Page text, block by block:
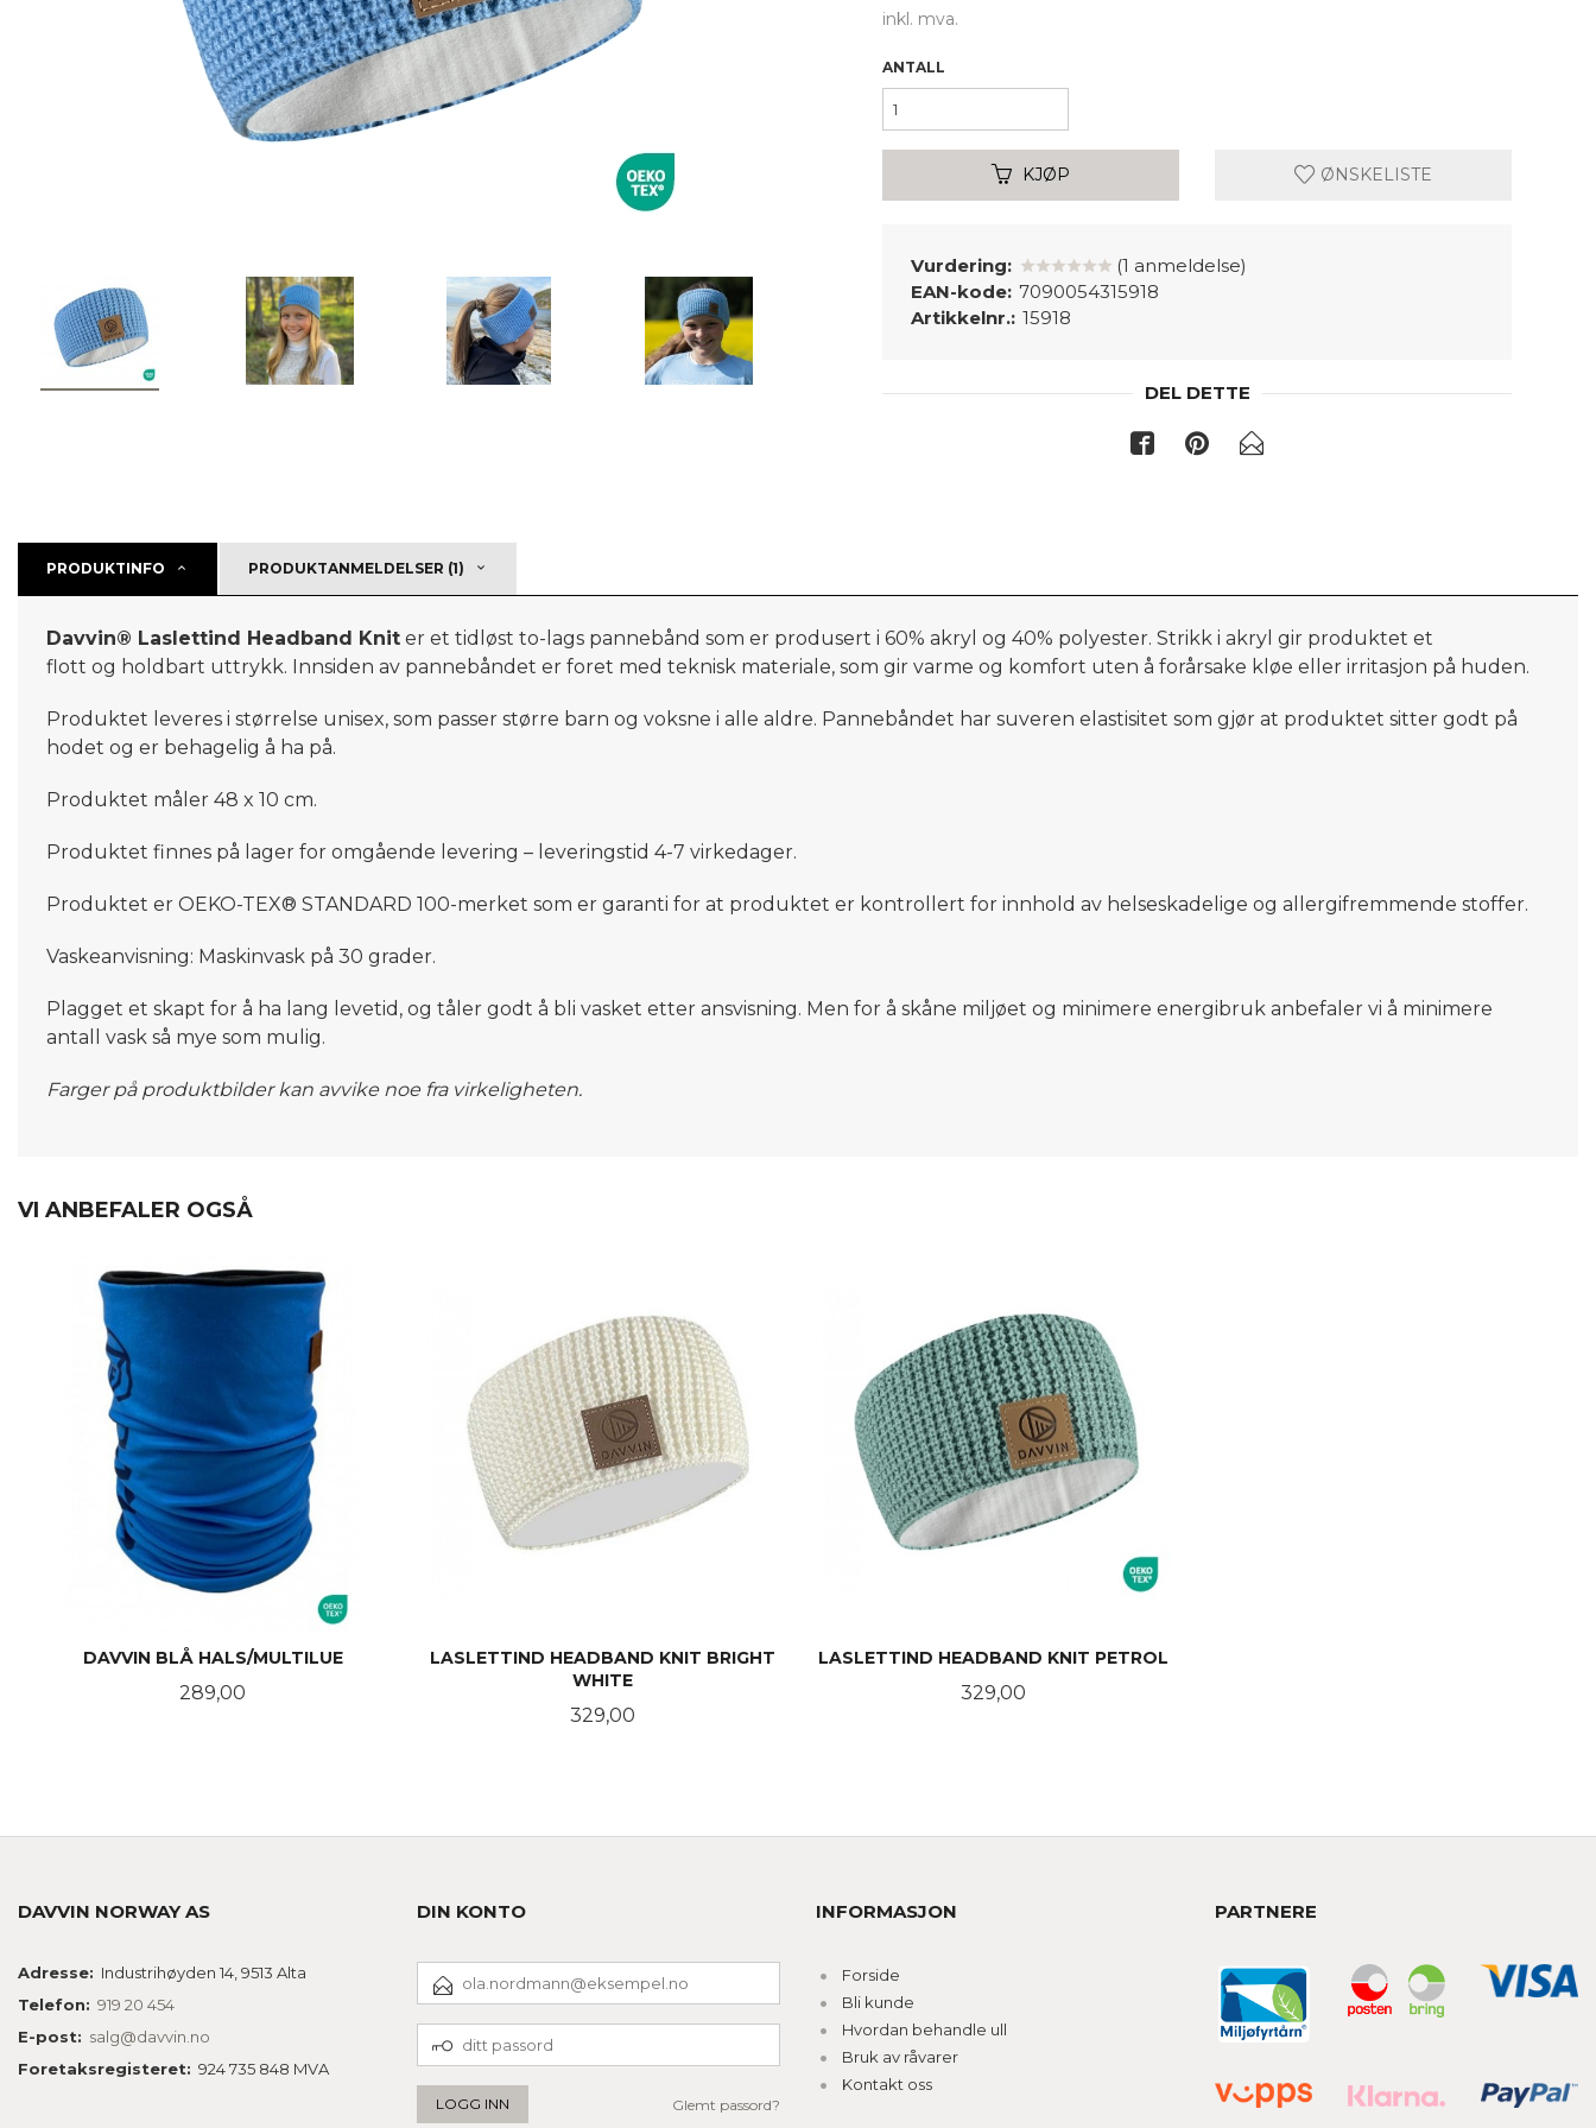
inkl. mva.
ANTALL
KJØP ØNSKELISTE
Vurdering:
(1 anmeldelse)
EAN-kode: 7090054315918
Artikkelnr.: 15918
DEL DETTE
PRODUKTINFO PRODUKTANMELDELSER (1)
Davvin® Laslettind Headband Knit er et tidløst to-lags pannebånd som er produsert i 60% akryl og 40% polyester. Strikk i akryl gir produktet et
flott og holdbart uttrykk. Innsiden av pannebåndet er foret med teknisk materiale, som gir varme og komfort uten å forårsake kløe eller irritasjon på huden.
Produktet leveres i størrelse unisex, som passer større barn og voksne i alle aldre. Pannebåndet har suveren elastisitet som gjør at produktet sitter godt på
hodet og er behagelig å ha på.
Produktet måler 48 x 10 cm.
Produktet finnes på lager for omgående levering – leveringstid 4-7 virkedager.
Produktet er OEKO-TEX® STANDARD 100-merket som er garanti for at produktet er kontrollert for innhold av helseskadelige og allergifremmende stoffer.
Vaskeanvisning: Maskinvask på 30 grader.
Plagget et skapt for å ha lang levetid, og tåler godt å bli vasket etter ansvisning. Men for å skåne miljøet og minimere energibruk anbefaler vi å minimere
antall vask så mye som mulig.
Farger på produktbilder kan avvike noe fra virkeligheten.
VI ANBEFALER OGSÅ
DAVVIN BLÅ HALS/MULTILUE
Pris
289,00
LASLETTIND HEADBAND KNIT BRIGHT
WHITE
Pris
329,00
LASLETTIND HEADBAND KNIT PETROL
Pris
329,00
DAVVIN NORWAY AS
Adresse: Industrihøyden 14, 9513 Alta
Telefon: 919 20 454
E-post: salg@davvin.no
Foretaksregisteret: 924 735 848 MVA
DIN KONTO
POSTADRESSE
PASSORD
Glemt passord?
INFORMASJON
Forside
Bli kunde
Hvordan behandle ull
Bruk av råvarer
Kontakt oss
PARTNERE